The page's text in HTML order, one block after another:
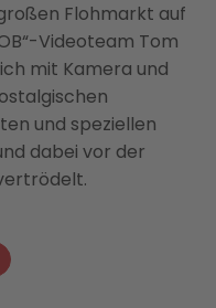
Flohmarkt auf
Videoteam Tom
mit Kamera und
und speziellen
dabei vor der